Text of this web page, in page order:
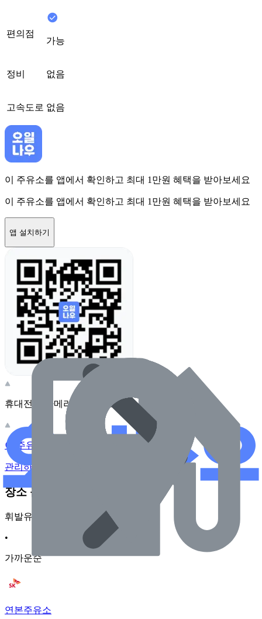
편의점
가능
정비 없음
고속도로 없음
이 주유소를 앱에서 확인하고 최대 1만원 혜택을 받아보세요
이 주유소를 앱에서 확인하고 최대 1만원 혜택을 받아보세요
앱 설치하기
휴대전화 카메라로 찍어보세요
이 주유소의 사장님이신가요?
관리하기
장소 근처 주유소
휘발유
•
가까운순
연본주유소